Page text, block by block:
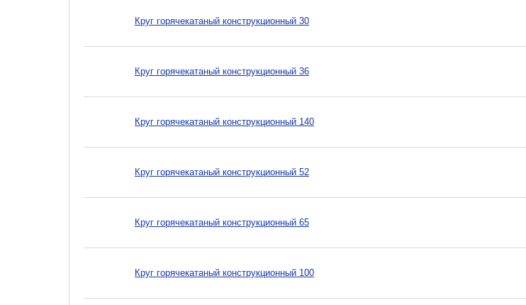
Круг горячекатаный конструкционный 30
Круг горячекатаный конструкционный 36
Круг горячекатаный конструкционный 140
Круг горячекатаный конструкционный 52
Круг горячекатаный конструкционный 65
Круг горячекатаный конструкционный 100